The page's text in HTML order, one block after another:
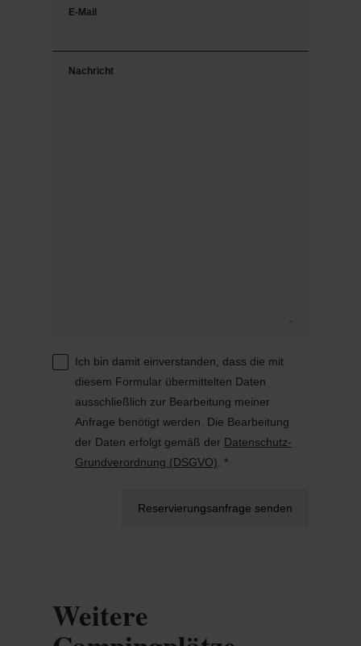
E-Mail
Nachricht
Ich bin damit einverstanden, dass die mit
diesem Formular übermittelten Daten
ausschließlich zur Bearbeitung meiner
Anfrage benötigt werden. Die Bearbeitung
der Daten erfolgt gemäß der Datenschutz-
Grundverordnung (DSGVO) . *
Reservierungsanfrage senden
Weitere